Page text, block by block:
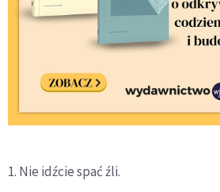
1. Nie idźcie spać źli.